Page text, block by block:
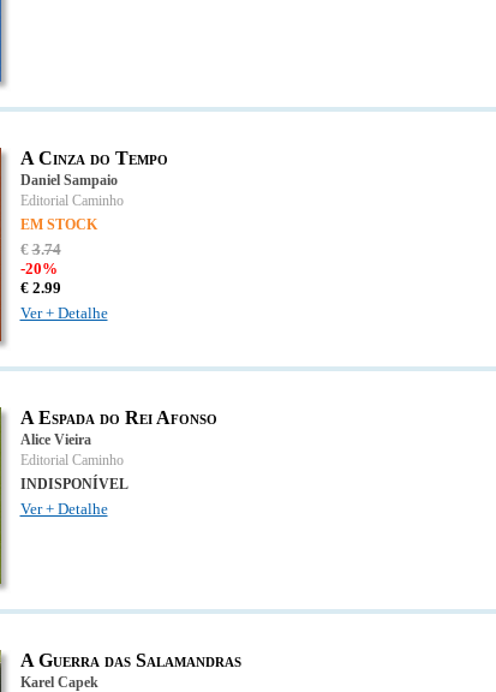
A Cinza do Tempo
Daniel Sampaio
Editorial Caminho
EM STOCK
€3.74
-20%
€ 2.99
Ver + Detalhe
A Espada do Rei Afonso
Alice Vieira
Editorial Caminho
INDISPONÍVEL
Ver + Detalhe
A Guerra das Salamandras
Karel Capek